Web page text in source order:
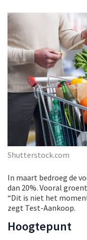
Shutterstock.com
In maart bedroeg de
dan 20%. Vooral
“Dit is niet het
zegt Test-Aankoop.
Hoogtepunt